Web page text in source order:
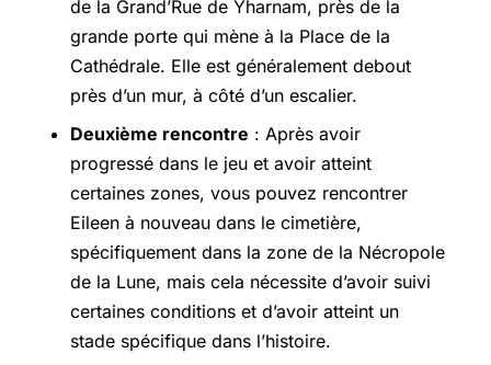
de la Grand’Rue de Yharnam, près de la
grande porte qui mène à la Place de la
Cathédrale. Elle est généralement debout
près d’un mur, à côté d’un escalier.
Deuxième rencontre : Après avoir
progressé dans le jeu et avoir atteint
certaines zones, vous pouvez rencontrer
Eileen à nouveau dans le cimetière,
spécifiquement dans la zone de la Nécropole
de la Lune, mais cela nécessite d’avoir suivi
certaines conditions et d’avoir atteint un
stade spécifique dans l’histoire.